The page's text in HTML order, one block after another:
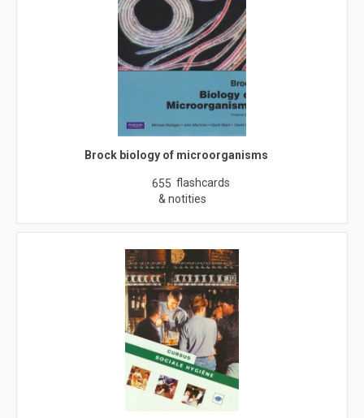
Brock biology of microorganisms
655 flashcards
& notities